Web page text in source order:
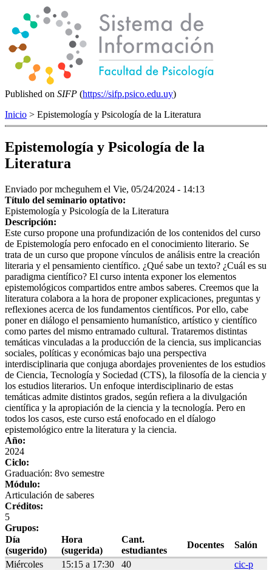
Published on SIFP (https://sifp.psico.edu.uy)
Inicio > Epistemología y Psicología de la Literatura
Epistemología y Psicología de la
Literatura
Enviado pormcheguhem el Vie, 05/24/2024 - 14:13
Título del seminario optativo:
Epistemología y Psicología de la Literatura
Descripción:
Este curso propone una profundización de los contenidos del curso
de Epistemología pero enfocado en el conocimiento literario. Se
trata de un curso que propone vínculos de análisis entre la creación
literaria y el pensamiento científico. ¿Qué sabe un texto? ¿Cuál es su
paradigma científico? El curso intenta exponer los elementos
epistemológicos compartidos entre ambos saberes. Creemos que la
literatura colabora a la hora de proponer explicaciones, preguntas y
reflexiones acerca de los fundamentos científicos. Por ello, cabe
poner en diálogo el pensamiento humanístico, artístico y científico
como partes del mismo entramado cultural. Trataremos distintas
temáticas vinculadas a la producción de la ciencia, sus implicancias
sociales, políticas y económicas bajo una perspectiva
interdisciplinaria que conjuga abordajes provenientes de los estudios
de Ciencia, Tecnología y Sociedad (CTS), la filosofía de la ciencia y
los estudios literarios. Un enfoque interdisciplinario de estas
temáticas admite distintos grados, según refiera a la divulgación
científica y la apropiación de la ciencia y la tecnología. Pero en
todos los casos, este curso está enofocado en el díalogo
epistemológico entre la literatura y la ciencia.
Año:
2024
Ciclo:
Graduación: 8vo semestre
Módulo:
Articulación de saberes
Créditos:
5
Grupos:
Día
(sugerido)
Hora
(sugerida)
Cant.
estudiantes
Docentes
Salón
Miércoles
15:15 a 17:30 40
cic-p